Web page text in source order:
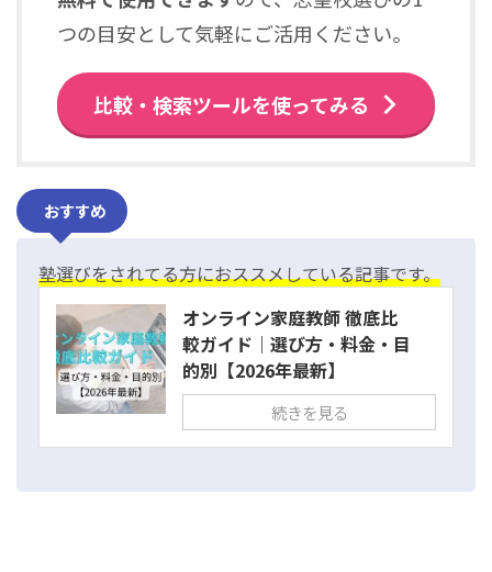
つの目安として気軽にご活用ください。
比較・検索ツールを使ってみる
おすすめ
塾選びをされてる方におススメしている記事です。
オンライン家庭教師 徹底比
較ガイド｜選び方・料金・目
的別【2026年最新】
続きを見る